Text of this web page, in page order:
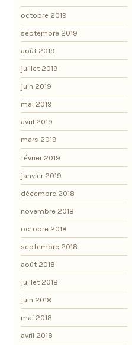
octobre 2019
septembre 2019
août 2019
juillet 2019
juin 2019
mai 2019
avril 2019
mars 2019
février 2019
janvier 2019
décembre 2018
novembre 2018
octobre 2018
septembre 2018
août 2018
juillet 2018
juin 2018
mai 2018
avril 2018